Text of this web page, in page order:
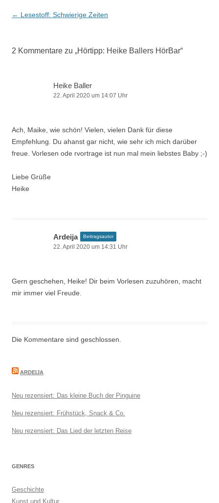
Beitragsnavigation
← Lesestoff: Schwierige Zeiten
2 Kommentare zu „Hörtipp: Heike Ballers HörBar“
Heike Baller
22. April 2020 um 14:07 Uhr
Ach, Maike, wie schön! Vielen, vielen Dank für diese
Empfehlung. Du ahanst gar nicht, wie sehr ich mich darüber
freue. Vorlesen ode rvortrage ist nun mal mein liebstes Baby ;-)
Liebe Grüße
Heike
Ardeija Beitragsautor
22. April 2020 um 14:31 Uhr
Gern geschehen, Heike! Dir beim Vorlesen zuzuhören, macht
mir immer viel Freude.
Die Kommentare sind geschlossen.
ARDEIJA
Neu rezensiert: Das kleine Buch der Pinguine
Neu rezensiert: Frühstück, Snack & Co.
Neu rezensiert: Das Lied der letzten Reise
GENRES
Geschichte
Kunst und Kultur